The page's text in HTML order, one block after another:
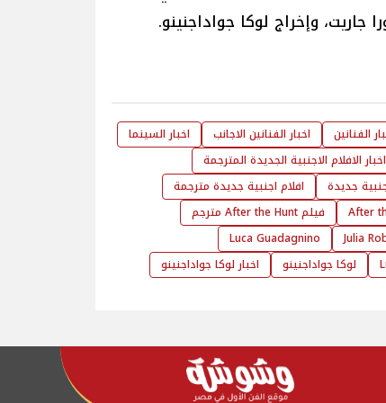
وإخراج لوكا جواداجنينو.
الفنانين اخبار الفنانين الاجانب
اخبار السينما
اخبار الافلام الاجنبية الجديدة المترجمة
جديدة
افلام اجنبية جديدة مترجمة
فيلم After the Hunt مترجم
Julia
Luca Guadagnino
لوكا جواداجنينو اخبار لوكا جواداجنينو